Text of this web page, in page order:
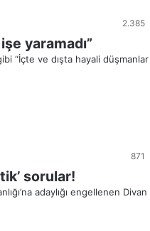
2.385
yaramadı”
“İçte ve dışta hayali düşmanlar
871
sorular!
adaylığı engellenen Divan